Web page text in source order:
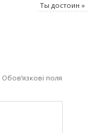
Ты достоин»
Обов’язкові поля